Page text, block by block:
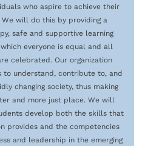
who aspire to achieve their
will do this by providing a
safe and supportive learning
everyone is equal and all
celebrated. Our organization
to understand, contribute to, and
changing society, thus making
and more just place. We will
develop both the skills that
provides and the competencies
and leadership in the emerging